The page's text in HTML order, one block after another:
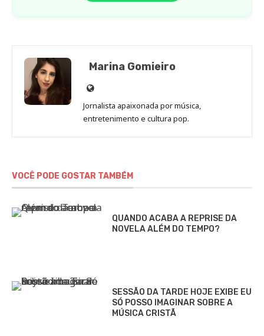
Marina Gomieiro
Site
de
Marina
Jornalista apaixonada por música,
entretenimento e cultura pop.
VOCÊ PODE GOSTAR TAMBÉM
QUANDO ACABA A REPRISE DA
NOVELA ALÉM DO TEMPO?
SESSÃO DA TARDE HOJE EXIBE EU
SÓ POSSO IMAGINAR SOBRE A
MÚSICA CRISTÃ